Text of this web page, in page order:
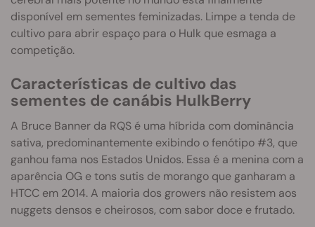
disponível em sementes feminizadas. Limpe a tenda de
cultivo para abrir espaço para o Hulk que esmaga a
competição.
Características de cultivo das
sementes de canábis HulkBerry
A Bruce Banner da RQS é uma híbrida com dominância
sativa, predominantemente exibindo o fenótipo #3, que
ganhou fama nos Estados Unidos. Essa é a menina com a
aparência OG e tons sutis de morango que ganharam a
HTCC em 2014. A maioria dos growers não resistem aos
nuggets densos e cheirosos, com sabor doce e frutado.